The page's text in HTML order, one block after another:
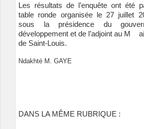
Les résultats de l’enquête ont été
table ronde organisée le 27 juillet
sous la présidence du
développement et de l’adjoint au M
de Saint-Louis.
Ndakhté M. GAYE
DANS LA MÊME RUBRIQUE :